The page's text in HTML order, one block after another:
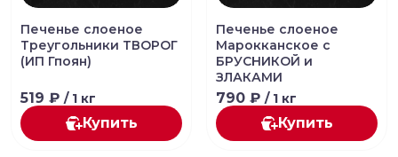
Печенье слоеное
Треугольники ТВОРОГ
(ИП Гпоян)
519 ₽ / 1 кг
Купить
Печенье слоеное
Марокканское с
БРУСНИКОЙ и
ЗЛАКАМИ
790 ₽ / 1 кг
Купить